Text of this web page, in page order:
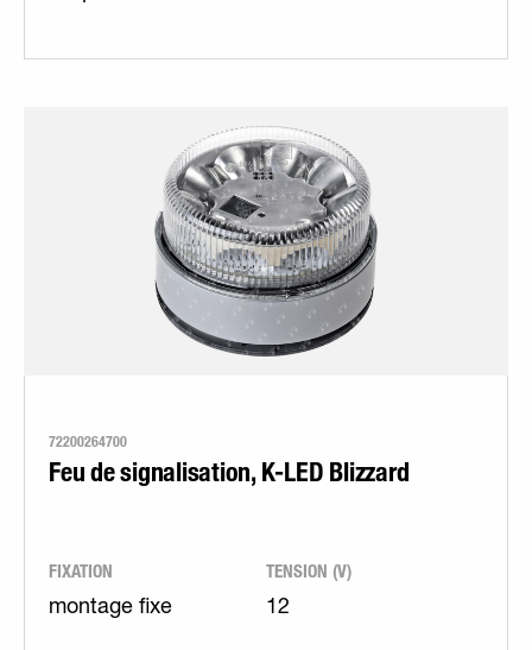
72200264700
Feu de signalisation, K-LED Blizzard
FIXATION
montage fixe
TENSION (V)
12